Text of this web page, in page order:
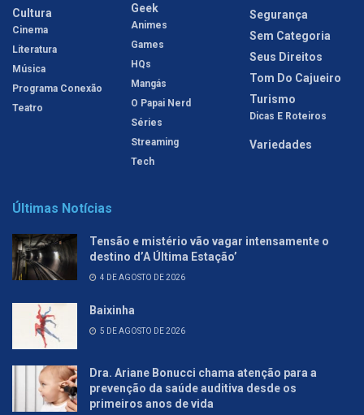
Cultura
Cinema
Literatura
Música
Programa Conexão
Teatro
Geek
Animes
Games
HQs
Mangás
O Papai Nerd
Séries
Streaming
Tech
Segurança
Sem Categoria
Seus Direitos
Tom Do Cajueiro
Turismo
Dicas E Roteiros
Variedades
Últimas Notícias
Tensão e mistério vão vagar intensamente o
destino d’A Última Estação’
4 DE AGOSTO DE 2026
Baixinha
5 DE AGOSTO DE 2026
Dra. Ariane Bonucci chama atenção para a
prevenção da saúde auditiva desde os
primeiros anos de vida